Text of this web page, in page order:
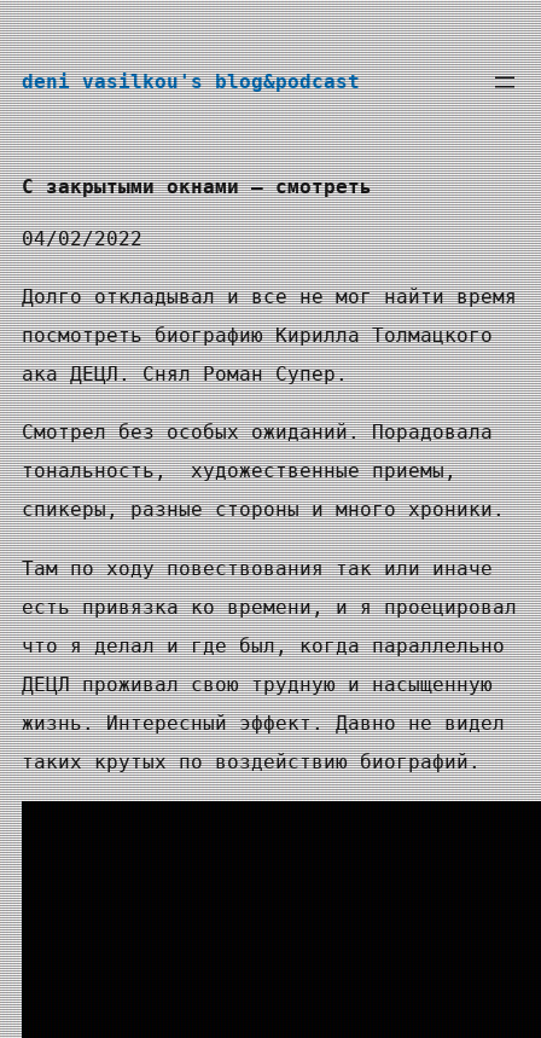
Перейти
к
содержимому
deni vasilkou's blog&podcast
С закрытыми окнами — смотреть
04/02/2022
Долго откладывал и все не мог найти время
посмотреть биографию Кирилла Толмацкого
ака ДЕЦЛ. Снял Роман Супер.
Смотрел без особых ожиданий. Порадовала
тональность, художественные приемы,
спикеры, разные стороны и много хроники.
Там по ходу повествования так или иначе
есть привязка ко времени, и я проецировал
что я делал и где был, когда параллельно
ДЕЦЛ проживал свою трудную и насыщенную
жизнь. Интересный эффект. Давно не видел
таких крутых по воздействию биографий.